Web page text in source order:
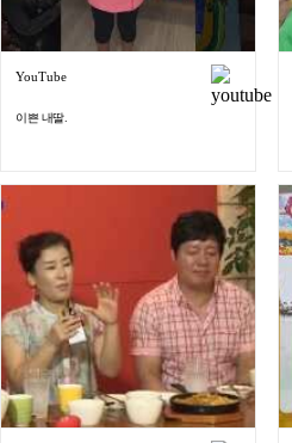
YouTube
이쁜 내딸.